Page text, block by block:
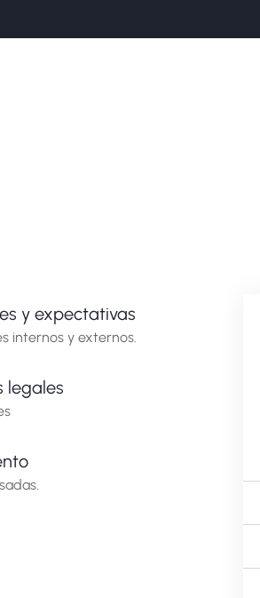
y expectativas
internos y externos.
legales